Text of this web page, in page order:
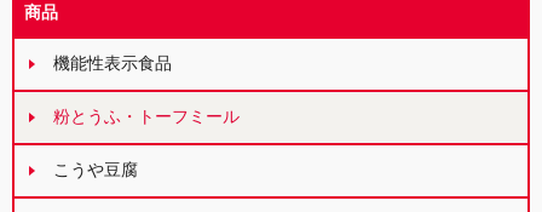
商品
機能性表示食品
粉とうふ・トーフミール
こうや豆腐